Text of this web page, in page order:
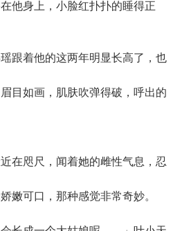
他身上，小脸红扑扑的睡得正
着他的这两年明显长高了，也
目如画，肌肤吹弹得破，呼出的
咫尺，闻着她的雌性气息，忍
嫩可口，那种感觉非常奇妙。